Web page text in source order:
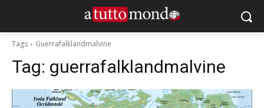
Tags Guerrafalklandmalvine
Tag: guerrafalklandmalvine